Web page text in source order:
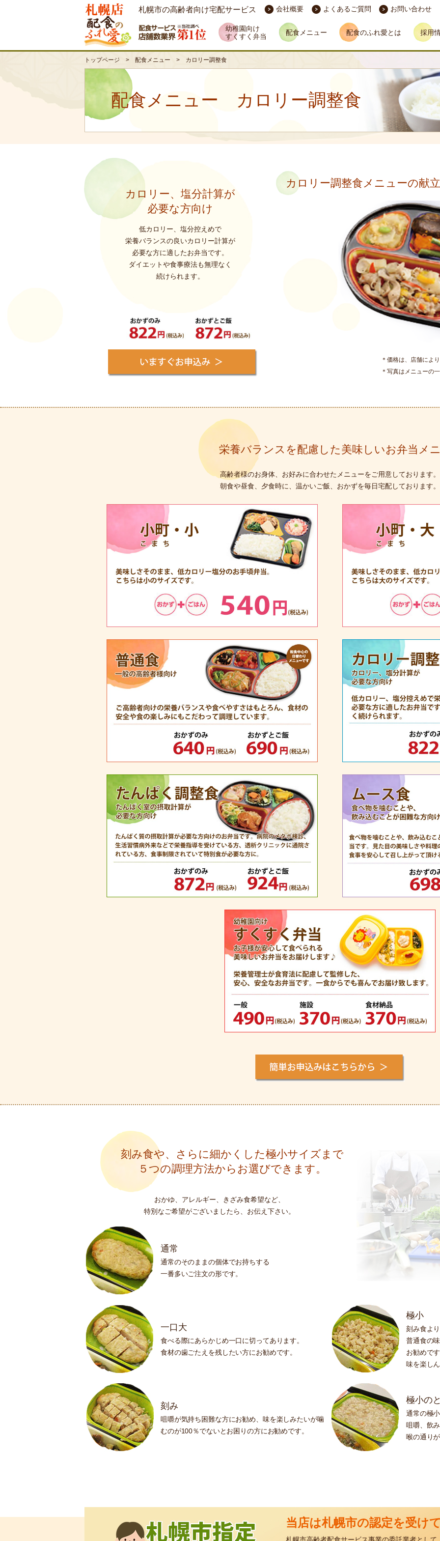
札幌市の高齢者向け宅配サービス 会社概要 よくあるご質問 お問い合わせ
幼稚園向け
すくすく弁当
配食メニュー 配食のふれ愛とは 採用
トップページ > 配食メニュー > カロリー調整食
配食メニュー カロリー調整食
カロリー、塩分計算が
必要な方向け
低カロリー、塩分控えめで
栄養バランスの良いカロリー計算が
必要な方に適したお弁当です。
ダイエットや食事療法も無理なく
続けられます。
カロリー調整食メニューの献
＊価格は、店舗によ
＊写真はメニューの
栄養バランスを配慮した美味しいお弁当メ
高齢者様のお身体、お好みに合わせたメニューをご用意しております。
朝食や昼食、夕食時に、温かいご飯、おかずを毎日宅配しております。
刻み食や、さらに細かくした極小サイズまで
５つの調理方法からお選びできます。
おかゆ、アレルギー、きざみ食希望など、
特別なご希望がございましたら、お伝え下さい。
通常
通常のそのままの個体でお持ちする
一番多いご注文の形です。
一口大
食べる際にあらかじめ一口に切ってあります。
食材の歯ごたえを残したい方にお勧めです。
刻み
咀嚼が気持ち困難な方にお勧め、味を楽しみたいが噛
むのが100％でないとお困りの方にお勧めです。
極小
刻み食よ
普通食の
お勧めで
味を楽し
極小の
通常の極
咀嚼、飲
喉の通り
当店は札幌市の認定を受け